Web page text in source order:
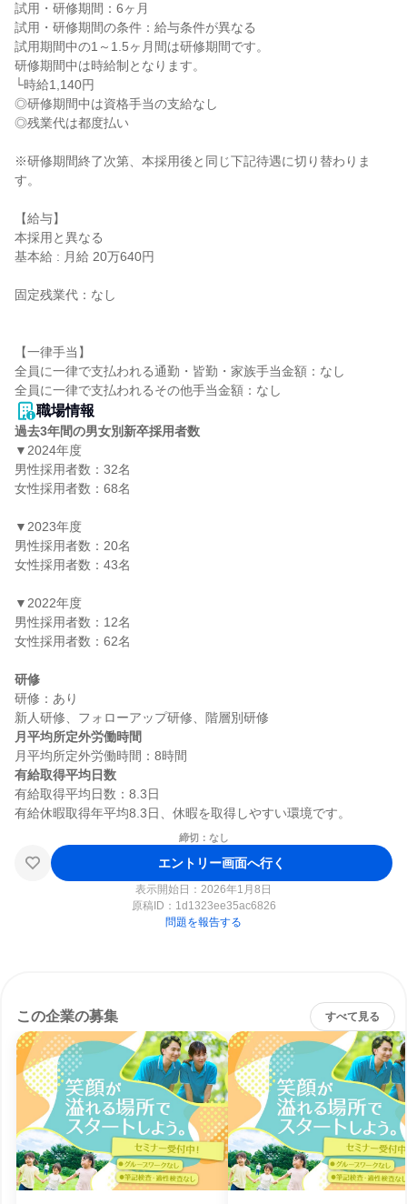
試用・研修期間：6ヶ月
試用・研修期間の条件：給与条件が異なる
試用期間中の1～1.5ヶ月間は研修期間です。
研修期間中は時給制となります。
└時給1,140円
◎研修期間中は資格手当の支給なし
◎残業代は都度払い
※研修期間終了次第、本採用後と同じ下記待遇に切り替わりま
す。
【給与】
本採用と異なる
基本給 : 月給 20万640円
固定残業代：なし
【一律手当】
全員に一律で支払われる通勤・皆勤・家族手当金額：なし
職場情報
過去3年間の男女別新卒採用者数
▼2024年度
男性採用者数：32名
女性採用者数：68名
▼2023年度
男性採用者数：20名
女性採用者数：43名
▼2022年度
男性採用者数：12名
女性採用者数：62名
研修
研修：あり
月平均所定外労働時間
有給取得平均日数
有給取得平均日数：8.3日
締切：なし
エントリー画面へ行く
表示開始日：2026年1月8日
原稿ID： 1d1323ee35ac6826
問題を報告する
この企業の募集 すべて見る